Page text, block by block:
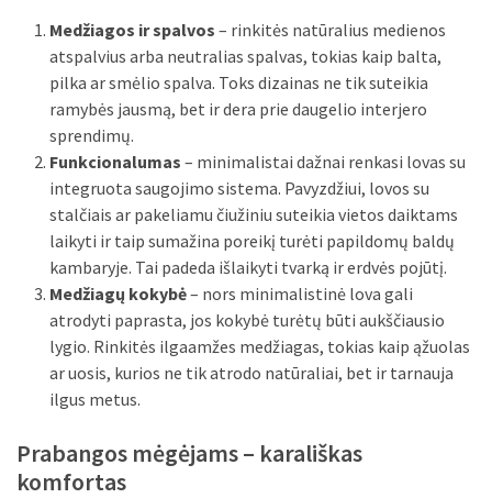
tikrųjų
pristatymas?
MOST
USED
CATEGORIES
Patarimai
Prekės
Paslaugos
(70)
Medžiagos ir spalvos – rinkitės natūralius medienos
atspalvius arba neutralias spalvas, tokias kaip balta,
pilka ar smėlio spalva. Toks dizainas ne tik suteikia
ramybės jausmą, bet ir dera prie daugelio interjero
sprendimų.
Funkcionalumas – minimalistai dažnai renkasi lovas su
integruota saugojimo sistema. Pavyzdžiui, lovos su
stalčiais ar pakeliamu čiužiniu suteikia vietos daiktams
laikyti ir taip sumažina poreikį turėti papildomų baldų
kambaryje. Tai padeda išlaikyti tvarką ir erdvės pojūtį.
Medžiagų kokybė– nors minimalistinė lova gali
atrodyti paprasta, jos kokybė turėtų būti aukščiausio
lygio. Rinkitės ilgaamžes medžiagas, tokias kaip ąžuolas
ar uosis, kurios ne tik atrodo natūraliai, bet ir tarnauja
ilgus metus.
Prabangos mėgėjams – karališkas
komfortas